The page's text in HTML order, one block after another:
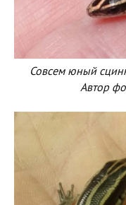
Совсем юный
Автор